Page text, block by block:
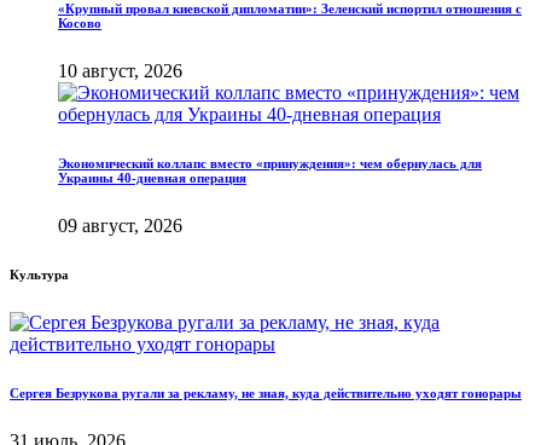
«Крупный провал киевской дипломатии»: Зеленский испортил отношения с
Косово
10 август, 2026
Экономический коллапс вместо «принуждения»: чем обернулась для
Украины 40-дневная операция
09 август, 2026
Культура
Сергея Безрукова ругали за рекламу, не зная, куда действительно уходят гонорары
31 июль, 2026